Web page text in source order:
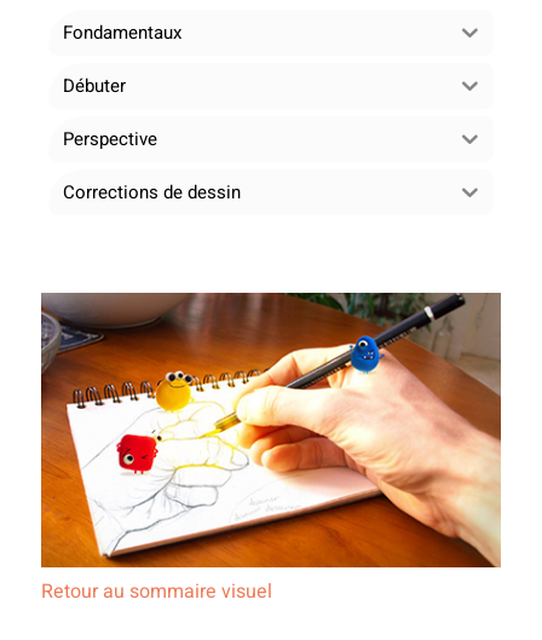
Fondamentaux
Débuter
Perspective
Corrections de dessin
Retour au sommaire visuel